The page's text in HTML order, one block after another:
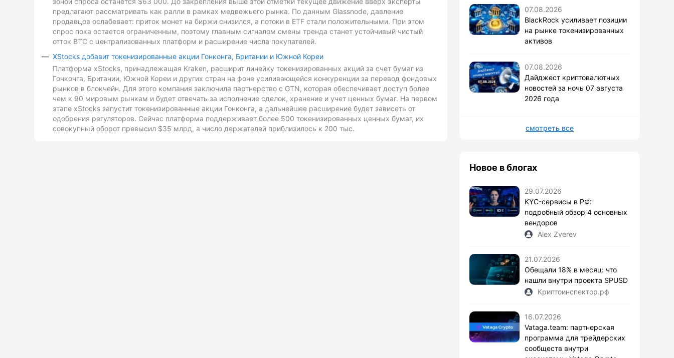
предлагают рассматривать как ралли в рамках медвежьего рынка. По данным Glassnode, давление
продавцов ослабевает: приток монет на биржи снизился, а потоки в ETF стали положительными. При этом
спрос пока остается ограниченным, поэтому главным сигналом смены тренда станет устойчивый чистый
отток BTC с централизованных платформ и расширение числа покупателей.
XStocks добавит токенизированные акции Гонконга, Британии и Южной Кореи
Платформа xStocks, принадлежащая Kraken, расширит линейку токенизированных акций за счет бумаг из
Гонконга, Британии, Южной Кореи и других стран на фоне усиливающейся конкуренции за перевод фондовых
рынков в блокчейн. Для этого компания заключила партнерство с GTN, которая обеспечивает доступ более
чем к 90 мировым рынкам и будет отвечать за исполнение сделок, хранение и учет ценных бумаг. На первом
этапе xStocks запустит токенизированные акции Гонконга, а дальнейшее расширение будет зависеть от
одобрения регуляторов. Сейчас платформа поддерживает более 500 токенизированных ценных бумаг, их
совокупный оборот превысил $35 млрд, а число держателей приблизилось к 200 тыс.
07.08.2026
BlackRock усиливает позиции
на рынке токенизированных
активов
07.08.2026
Дайджест криптовалютных
новостей за ночь 07 августа
2026 года
смотреть все
Новое в блогах
29.07.2026
KYC-сервисы в РФ:
подробный обзор 4 основных
вендоров
Alex Zverev
21.07.2026
Обещали 18% в месяц: что
нашли внутри проекта SPUSD
Криптоинспектор.рф
16.07.2026
Vataga.team: партнерская
программа для трейдерских
сообществ внутри